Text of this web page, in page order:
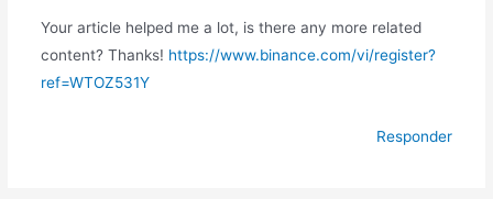
Your article helped me a lot, is there any more related
content? Thanks! https://www.binance.com/vi/register?
ref=WTOZ531Y
Responder